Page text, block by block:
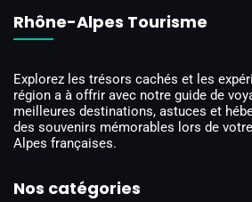
Rhône-Alpes Tourisme
Explorez les trésors cachés et les
région a à offrir avec notre guide de
meilleures destinations, astuces et
des souvenirs mémorables lors de
Alpes françaises.
Nos catégories